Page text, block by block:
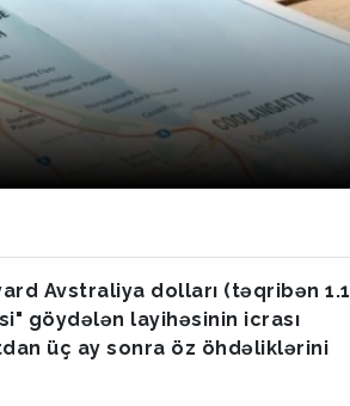
Avstraliya dolları (təqribən 1.1
göydələn layihəsinin icrası
üç ay sonra öz öhdəliklərini